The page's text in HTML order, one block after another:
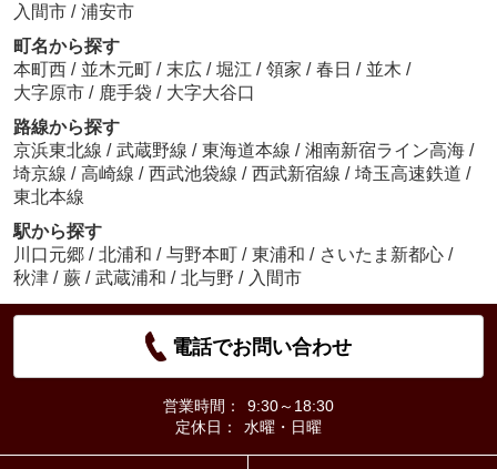
入間市 / 浦安市
町名から探す
本町西 / 並木元町 / 末広 / 堀江 / 領家 / 春日 / 並木 /
大字原市 / 鹿手袋 / 大字大谷口
路線から探す
京浜東北線 / 武蔵野線 / 東海道本線 / 湘南新宿ライン高海 /
埼京線 / 高崎線 / 西武池袋線 / 西武新宿線 / 埼玉高速鉄道 /
東北本線
駅から探す
川口元郷 / 北浦和 / 与野本町 / 東浦和 / さいたま新都心 /
秋津 / 蕨 / 武蔵浦和 / 北与野 / 入間市
電話でお問い合わせ
営業時間：
9:30～18:30
定休日：
水曜・日曜